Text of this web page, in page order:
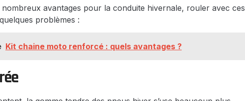
avantages pour la conduite hivernale, rouler avec ces
problèmes :
Kit chaine moto renforcé : quels avantages ?